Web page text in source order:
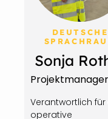
DEUTSCHE
Sonja
Projektmanager
Verantwortlich für
operative